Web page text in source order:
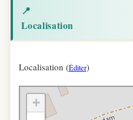
📍
Localisation
Localisation (Éditer)